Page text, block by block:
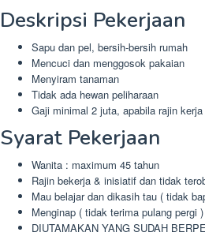
Deskripsi Pekerjaan
Sapu dan pel, bersih-bersih rumah
Mencuci dan menggosok pakaian
Menyiram tanaman
Tidak ada hewan peliharaan
Gaji minimal 2 juta, apabila rajin
Syarat Pekerjaan
Wanita : maximum 45 tahun
Rajin bekerja & inisiatif dan tidak
Mau belajar dan dikasih tau ( tidak
Menginap ( tidak terima pulang pergi )
DIUTAMAKAN YANG SUDAH